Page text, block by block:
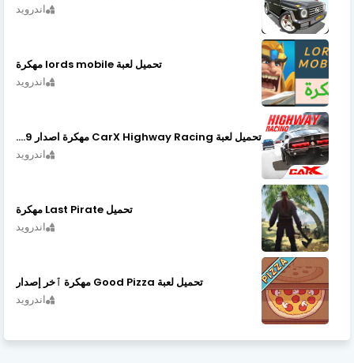
اندرويد
تحميل لعبة lords mobile مهكرة
اندرويد
تحميل لعبة CarX Highway Racing مهكرة اصدار v1.74.9
اندرويد
تحميل Last Pirate مهكرة
اندرويد
تحميل لعبة Good Pizza مهكرة ٱخر إصدار
اندرويد